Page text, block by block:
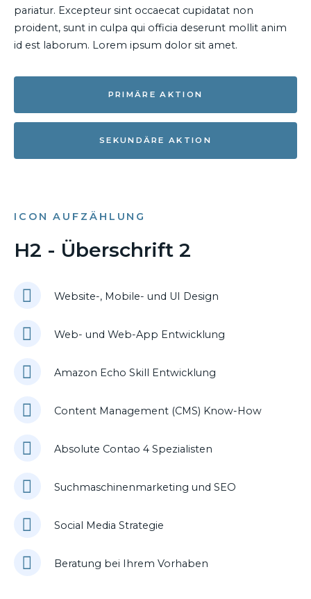
pariatur. Excepteur sint occaecat cupidatat non
proident, sunt in culpa qui officia deserunt mollit anim
id est laborum. Lorem ipsum dolor sit amet.
PRIMÄRE AKTION
SEKUNDÄRE AKTION
ICON AUFZÄHLUNG
H2 - Überschrift 2
Website-, Mobile- und UI Design
Web- und Web-App Entwicklung
Amazon Echo Skill Entwicklung
Content Management (CMS) Know-How
Absolute Contao 4 Spezialisten
Suchmaschinenmarketing und SEO
Social Media Strategie
Beratung bei Ihrem Vorhaben